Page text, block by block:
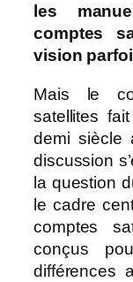
les
comptes
vision
Mais le
satellites
demi siècle
discussion
la question
le cadre
comptes
conçus
différences